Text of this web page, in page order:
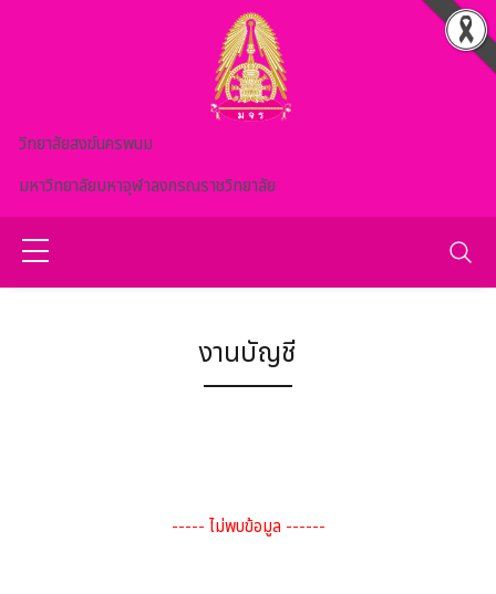
วิทยาลัยสงฆ์นครพนม
มหาวิทยาลัยมหาจุฬาลงกรณราชวิทยาลัย
งานบัญชี
----- ไม่พบข้อมูล ------